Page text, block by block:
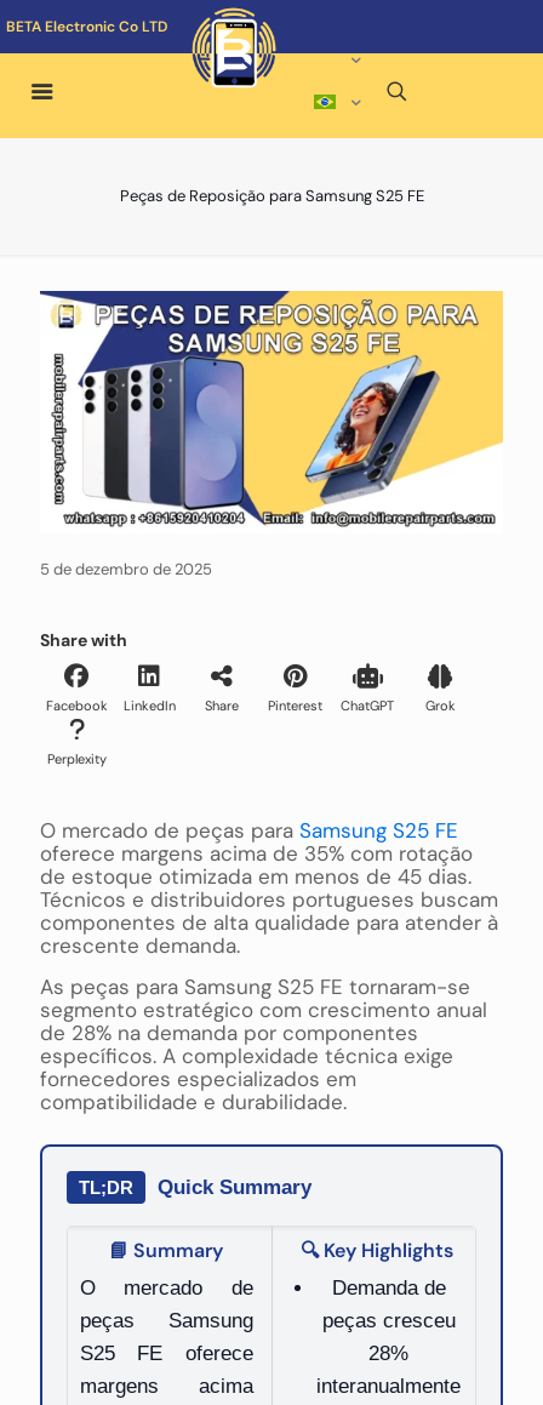
BETA Electronic Co LTD
Peças de Reposição para Samsung S25 FE
5 de dezembro de 2025
Share with
Facebook LinkedIn Share Pinterest ChatGPT Grok
Perplexity
O mercado de peças para Samsung S25 FE
oferece margens acima de 35% com rotação
de estoque otimizada em menos de 45 dias.
Técnicos e distribuidores portugueses buscam
componentes de alta qualidade para atender à
crescente demanda.
As peças para Samsung S25 FE tornaram-se
segmento estratégico com crescimento anual
de 28% na demanda por componentes
específicos. A complexidade técnica exige
fornecedores especializados em
compatibilidade e durabilidade.
TL;DR Quick Summary
📘 Summary
O mercado de
peças Samsung
S25 FE oferece
margens acima
🔍 Key Highlights
Demanda de
peças cresceu
28%
interanualmente